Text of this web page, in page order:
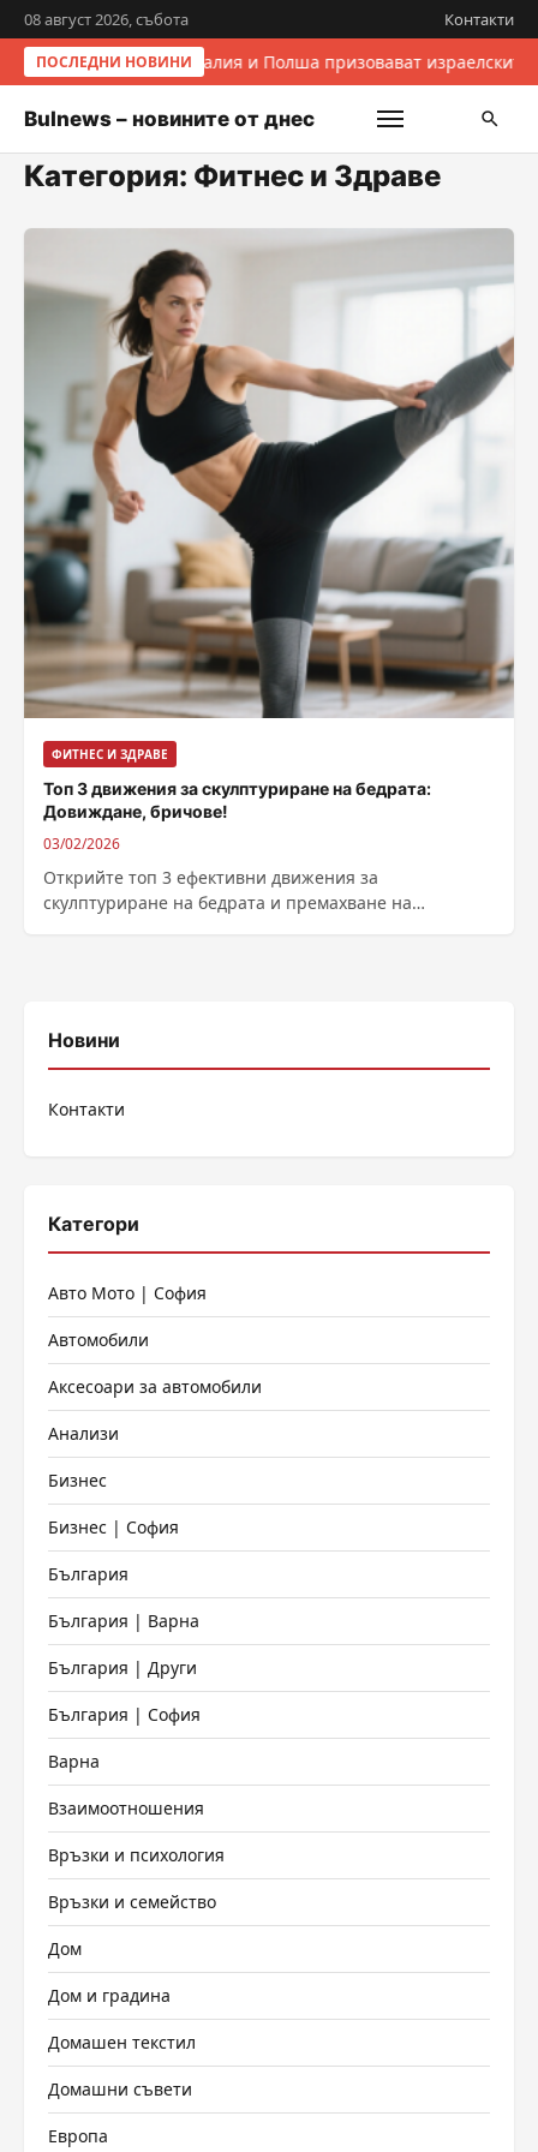
08 август 2026, събота Контакти
ПОСЛЕДНИ НОВИНИИталия и Полша призовават
Bulnews – новините от днес
Категория: Фитнес и Здраве
ФИТНЕС И ЗДРАВЕ
Топ 3 движения за скулптуриране на бедрата:
Довиждане, бричове!
03/02/2026
Открийте топ 3 ефективни движения за
скулптуриране на бедрата и премахване на
Новини
Контакти
Категори
Авто Мото | София
Автомобили
Аксесоари за автомобили
Анализи
Бизнес
Бизнес | София
България
България | Варна
България | Други
България | София
Варна
Взаимоотношения
Връзки и психология
Връзки и семейство
Дом
Дом и градина
Домашен текстил
Домашни съвети
Европа